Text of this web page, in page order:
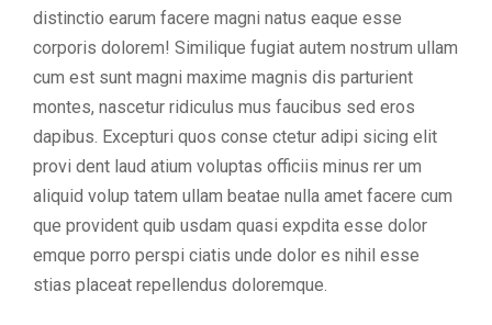
distinctio earum facere magni natus eaque esse
corporis dolorem! Similique fugiat autem nostrum ullam
cum est sunt magni maxime magnis dis parturient
montes, nascetur ridiculus mus faucibus sed eros
dapibus. Excepturi quos conse ctetur adipi sicing elit
provi dent laud atium voluptas officiis minus rer um
aliquid volup tatem ullam beatae nulla amet facere cum
que provident quib usdam quasi expdita esse dolor
emque porro perspi ciatis unde dolor es nihil esse
stias placeat repellendus doloremque.